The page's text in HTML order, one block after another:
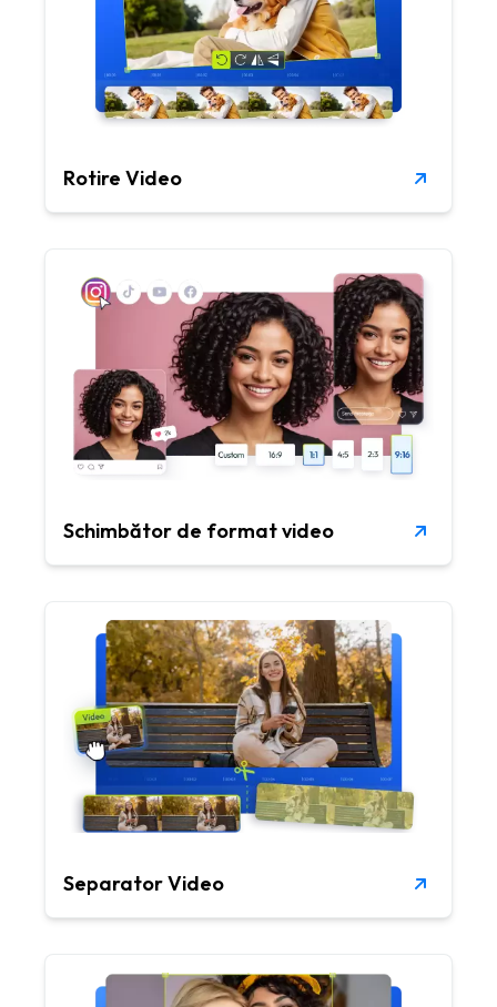
Rotire Video
Schimbător de format video
Separator Video